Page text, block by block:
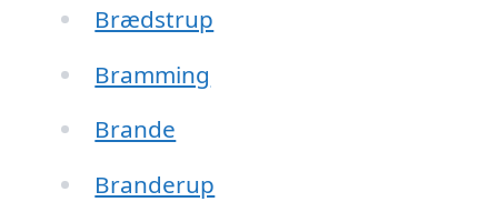
Brædstrup
Bramming
Brande
Branderup